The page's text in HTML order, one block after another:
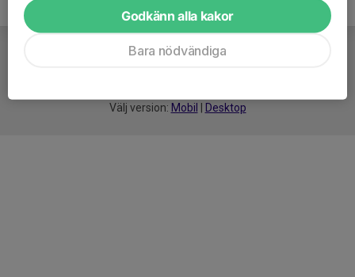
Välj version: Mobil Desktop
Godkänn alla kakor
Bara nödvändiga